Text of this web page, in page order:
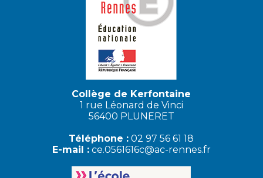
Collège de Kerfontaine
1 rue Léonard de Vinci
56400 PLUNERET
Téléphone : 02 97 56 61 18
E-mail : ce.0561616c@ac-rennes.fr